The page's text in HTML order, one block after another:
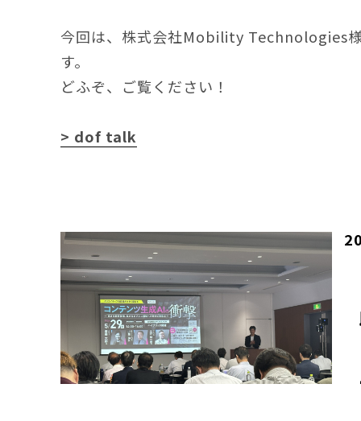
今回は、株式会社Mobility Technologies
す。
どふぞ、ご覧ください！
> dof talk